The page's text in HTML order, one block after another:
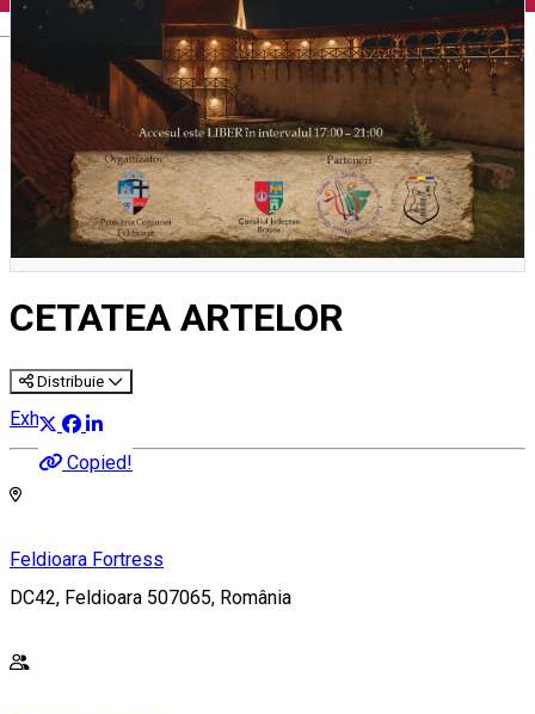
English
CETATEA ARTELOR
Distribuie
Copied!
Exhibition
Feldioara Fortress
DC42, Feldioara 507065, România